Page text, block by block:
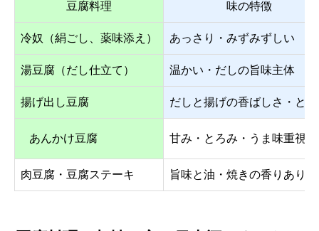
豆腐料理 味の特徴
冷奴（絹ごし、薬味添え） あっさり・みずみずしい
湯豆腐（だし仕立て） 温かい・だしの旨味主体
揚げ出し豆腐 だしと揚げの香ばしさ・と
あんかけ豆腐 甘み・とろみ・うま味重視
肉豆腐・豆腐ステーキ 旨味と油・焼きの香りあり